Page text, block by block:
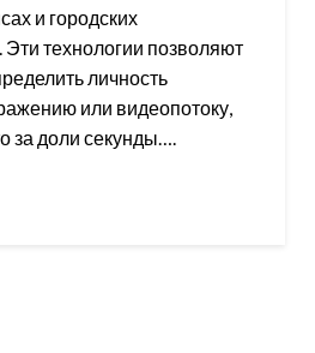
и городских
Эти технологии позволяют
личность
или видеопотоку,
за доли секунды….